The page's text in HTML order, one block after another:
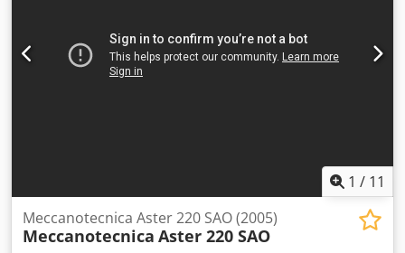
Vorlader - Anleger - 4 + 4 Öffnungsmöglichkeiten - Plus
Stapler - Ohne Pumpe Fadenheftmaschine (2)
Meccanotecnica Aster 220 SAO - Farbmonitor mit Touch-
1 / 11
Meccanotecnica Aster 220 SAO (2005)
Meccanotecnica Aster 220 SAO